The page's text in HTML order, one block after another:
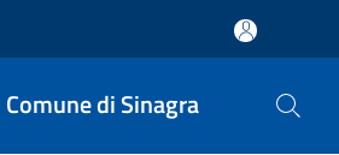
Comune di Sinagra